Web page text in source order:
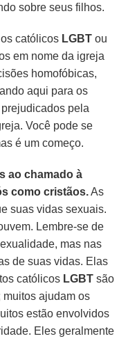
sobre seus filhos.
católicos LGBT ou
em nome da igreja
homofóbicas,
aqui para os
pela
Você pode se
é um começo.
ao chamado à
como cristãos.As
suas vidas sexuais.
Lembre-se de
mas nas
de suas vidas. Elas
católicos LGBT são
ajudam os
estão envolvidos
Eles geralmente